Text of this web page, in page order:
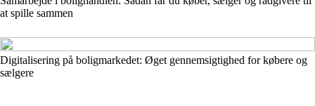
at spille sammen
Digitalisering på boligmarkedet: Øget gennemsigtighed for købere og
sælgere